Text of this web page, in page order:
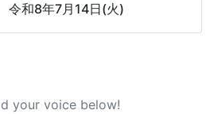
和8年7月14日(火)
your voice below!